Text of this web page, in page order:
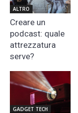
ALTRO
Creare un
podcast: quale
attrezzatura
serve?
GADGET TECH